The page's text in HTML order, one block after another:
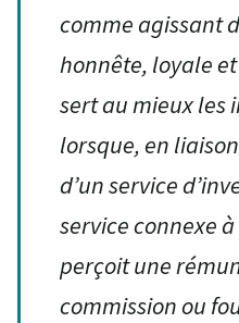
comme agissant
honnête, loyale
sert au mieux les
lorsque, en
d’un service
service connexe
perçoit une
commission ou